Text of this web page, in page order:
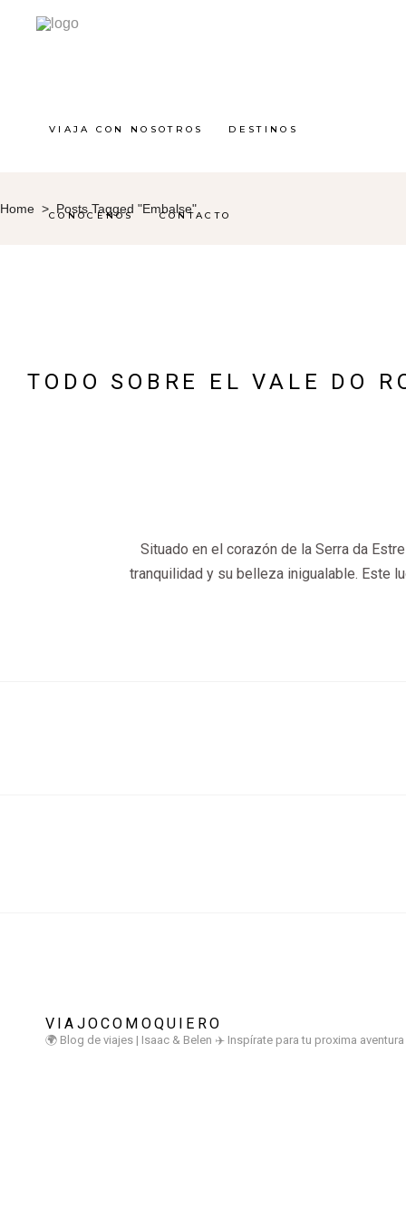
VIAJA CON NOSOTROS DESTINOS
CONÓCENOS CONTACTO
Home > Posts Tagged "embalse"
TODO SOBRE EL VALE DO
Situado en el corazón de la Serra da
tranquilidad y su belleza inigualable. Este
VIAJOCOMOQUIERO
🌍 Blog de viajes | Isaac & Belen ✈️ Inspírate para tu proxima aventura